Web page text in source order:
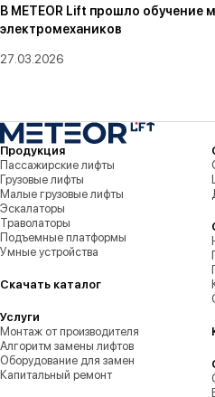
В METEOR Lift прошло обучение
электромехаников
27.03.2026
Продукция
Пассажирские лифты
Грузовые лифты
Малые грузовые лифты
Эскалаторы
Траволаторы
Подъемные платформы
Умные устройства
Скачать каталог
Услуги
Монтаж от производителя
Алгоритм замены лифтов
Оборудование для замен
Капитальный ремонт